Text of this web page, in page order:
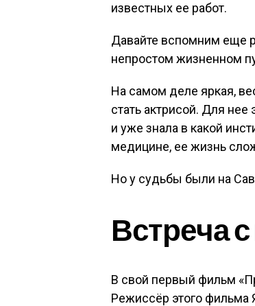
известных ее работ.
Давайте вспомним еще
непростом жизненном
На самом деле яркая,
стать актрисой. Для
и уже знала в какой
медицине, ее жизнь
Но у судьбы были на
Встреча
В свой первый фильм
Режиссёр этого фильма